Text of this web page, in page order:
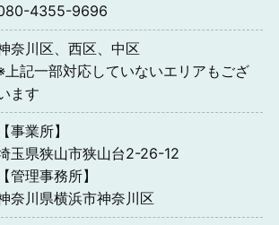
4355-9696
奈川区、西区、中区
上記一部対応していないエリアもござ
ます
【事業所】
玉県狭山市狭山台2-26-12
【管理事務所】
奈川県横浜市神奈川区